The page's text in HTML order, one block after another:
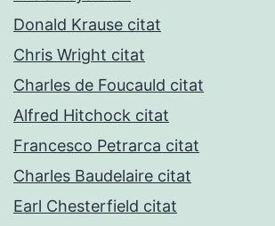
Donald Krause citat
Chris Wright citat
Charles de Foucauld citat
Alfred Hitchock citat
Francesco Petrarca citat
Charles Baudelaire citat
Earl Chesterfield citat